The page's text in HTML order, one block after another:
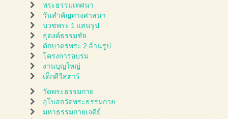
พระธรรมเทศนา
วันสำคัญทางศาสนา
บวชพระ 1 แสนรูป
ธุดงค์ธรรมชัย
ตักบาตรพระ 2 ล้านรูป
โครงการอบรม
งานบุญใหญ่
เด็กดีวีสตาร์
วัดพระธรรมกาย
อุโบสถวัดพระธรรมกาย
มหาธรรมกายเจดีย์